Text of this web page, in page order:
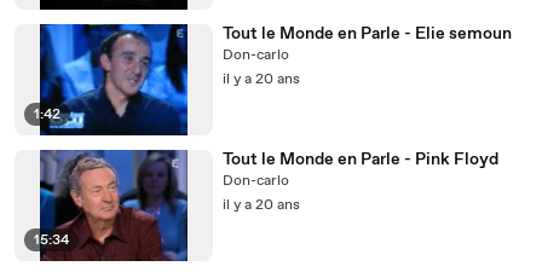
1:42
Tout le Monde en Parle - Elie semoun
Don-carlo
il y a 20 ans
15:34
Tout le Monde en Parle - Pink Floyd
Don-carlo
il y a 20 ans